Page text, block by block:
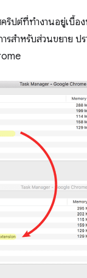
ริปต์ที่ทำงานอยู่เบื้อ
รสำหรับส่วนขยาย ป